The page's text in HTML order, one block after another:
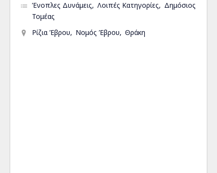
Ένοπλες Δυνάμεις Λοιπές Κατηγορίες
Δημόσιος
Τομέας
Ρίζια Έβρου
Νομός Έβρου Θράκη